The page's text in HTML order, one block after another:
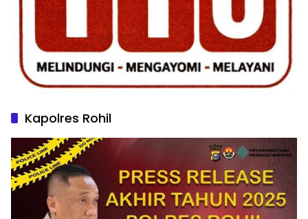
Kapolres Rohil